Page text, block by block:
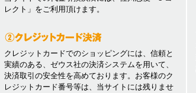
レクト」をご利用頂けます。
クレジットカードでのショッピングには、信頼と
実績のある、ゼウス社の決済システムを用いて、
決済取引の安全性を高めております。お客様のク
レジットカード番号等は、当サイトには残りませ